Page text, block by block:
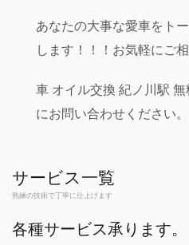
あなたの大事な愛車をト
します！！！お気軽にご相
車 オイル交換 紀ノ川駅
にお問い合わせください。
サービス一覧
熟練の技術で丁寧に仕上げます
各種サービス承ります。